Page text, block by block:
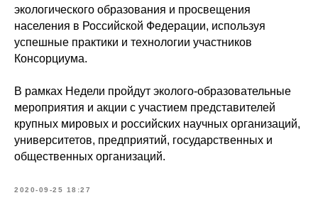
экологического образования и просвещения
населения в Российской Федерации, используя
успешные практики и технологии участников
Консорциума.
В рамках Недели пройдут эколого-образовательные
мероприятия и акции с участием представителей
крупных мировых и российских научных организаций,
университетов, предприятий, государственных и
общественных организаций.
2020-09-25 18:27